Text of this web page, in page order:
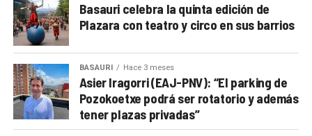
Basauri celebra la quinta edición de
Plazara con teatro y circo en sus barrios
BASAURI Hace 3 meses
Asier Iragorri (EAJ-PNV): “El parking de
Pozokoetxe podrá ser rotatorio y además
tener plazas privadas”